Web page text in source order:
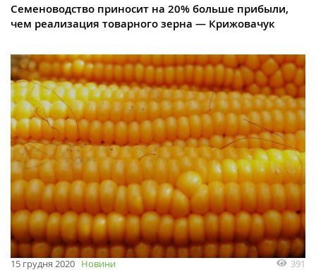
Семеноводство приносит на 20% больше прибыли,
чем реализация товарного зерна — Крижовачук
15 грудня 2020 Новини 391